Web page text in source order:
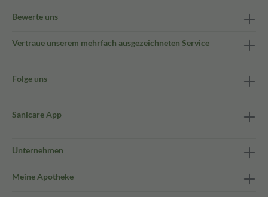
Bewerte uns
Vertraue unserem mehrfach ausgezeichneten Service
Folge uns
Sanicare App
Unternehmen
Meine Apotheke